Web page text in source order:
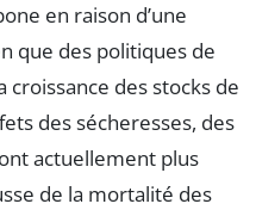
en raison d’une
que des politiques de
des stocks de
des sécheresses, des
actuellement plus
de la mortalité des